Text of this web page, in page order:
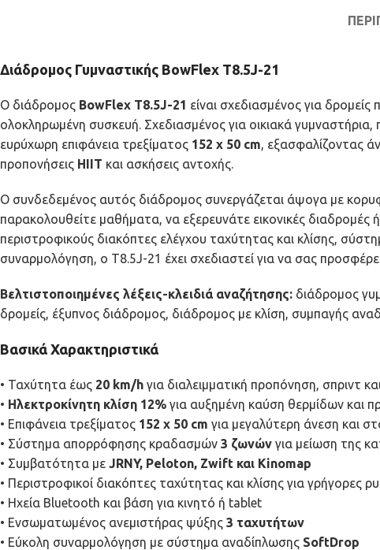
Διάδρομος Γυμναστικής BowFlex T8.5J-21
Ο διάδρομος BowFlex T8.5J-21 είναι σχεδιασμένος για
ολοκληρωμένη συσκευή. Σχεδιασμένος για οικιακά
ευρύχωρη επιφάνεια τρεξίματος 152 x 50 cm, εξασφαλίζοντας
προπονήσεις HIIT και ασκήσεις αντοχής.
Ο συνδεδεμένος αυτός διάδρομος συνεργάζεται άψογα με
παρακολουθείτε μαθήματα, να εξερευνάτε εικονικές
περιστροφικούς διακόπτες ελέγχου ταχύτητας και κλίσης,
συναρμολόγηση, ο T8.5J-21 έχει σχεδιαστεί για να σας
Βελτιστοποιημένες λέξεις-κλειδιά αναζήτησης: διάδρομος
δρομείς, έξυπνος διάδρομος, διάδρομος με κλίση, συμπαγής
Βασικά Χαρακτηριστικά
• Ταχύτητα έως 20 km/h για διαλειμματική προπόνηση, σπριντ
• Ηλεκτροκίνητη κλίση 12% για αυξημένη καύση θερμίδων και
• Επιφάνεια τρεξίματος 152 x 50 cm για μεγαλύτερη άνεση και
• Σύστημα απορρόφησης κραδασμών 3 ζωνών για μείωση της
• Συμβατότητα με JRNY, Peloton, Zwift και Kinomap
• Περιστροφικοί διακόπτες ταχύτητας και κλίσης για γρήγορες
• Ηχεία Bluetooth και βάση για κινητό ή tablet
• Ενσωματωμένος ανεμιστήρας ψύξης 3 ταχυτήτων
• Εύκολη συναρμολόγηση με σύστημα αναδίπλωσης SoftDrop